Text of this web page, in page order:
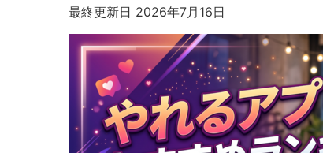
最終更新日 2026年7月16日